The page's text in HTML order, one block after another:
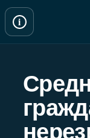
Перейти
i